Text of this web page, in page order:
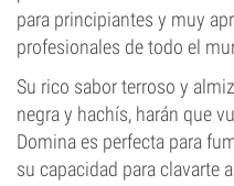
para principiantes y muy
profesionales de todo el
Su rico sabor terroso y
negra y hachís, harán que
Domina es perfecta para
su capacidad para clavarte